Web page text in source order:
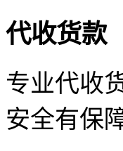
代收货款
专业代收
安全有保